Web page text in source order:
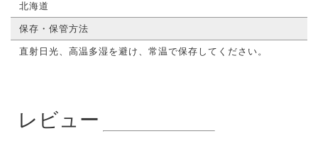
北海道
保存・保管方法
直射日光、高温多湿を避け、常温で保存してください。
レビュー